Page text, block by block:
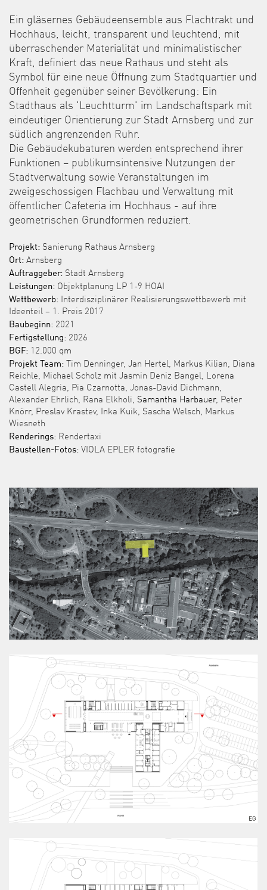
Ein gläsernes Gebäudeensemble aus Flachtrakt und
Hochhaus, leicht, transparent und leuchtend, mit
überraschender Materialität und minimalistischer
Kraft, definiert das neue Rathaus und steht als
Symbol für eine neue Öffnung zum Stadtquartier und
Offenheit gegenüber seiner Bevölkerung: Ein
Stadthaus als 'Leuchtturm' im Landschaftspark mit
eindeutiger Orientierung zur Stadt Arnsberg und zur
südlich angrenzenden Ruhr.
Die Gebäudekubaturen werden entsprechend ihrer
Funktionen – publikumsintensive Nutzungen der
Stadtverwaltung sowie Veranstaltungen im
zweigeschossigen Flachbau und Verwaltung mit
öffentlicher Cafeteria im Hochhaus - auf ihre
geometrischen Grundformen reduziert.
Projekt: Sanierung Rathaus Arnsberg
Ort: Arnsberg
Auftraggeber: Stadt Arnsberg
Leistungen: Objektplanung LP 1-9 HOAI
Wettbewerb: Interdisziplinärer Realisierungswettbewerb mit
Ideenteil – 1. Preis 2017
Baubeginn: 2021
Fertigstellung: 2026
BGF: 12.000 qm
Projekt Team: Tim Denninger, Jan Hertel, Markus Kilian, Diana
Reichle, Michael Scholz mit Jasmin Deniz Bangel, Lorena
Castell Alegria, Pia Czarnotta, Jonas-David Dichmann,
Alexander Ehrlich, Rana Elkholi, Samantha Harbauer, Peter
Knörr, Preslav Krastev, Inka Kuik, Sascha Welsch, Markus
Wiesneth
Renderings: Rendertaxi
Baustellen-Fotos: VIOLA EPLER fotografie